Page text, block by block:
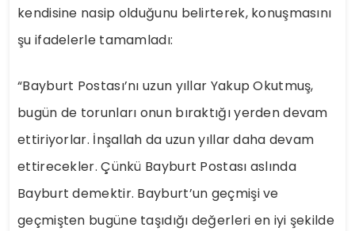
kendisine nasip olduğunu belirterek, konuşmasını
şu ifadelerle tamamladı:
“Bayburt Postası’nı uzun yıllar Yakup Okutmuş,
bugün de torunları onun bıraktığı yerden devam
ettiriyorlar. İnşallah da uzun yıllar daha devam
ettirecekler. Çünkü Bayburt Postası aslında
Bayburt demektir. Bayburt’un geçmişi ve
geçmişten bugüne taşıdığı değerleri en iyi şekilde